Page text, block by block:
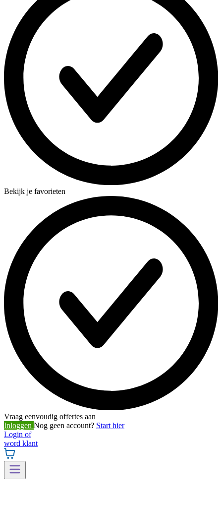
Bekijk je favorieten
Vraag eenvoudig offertes aan
Inloggen Nog geen account? Start hier
Login of
word klant